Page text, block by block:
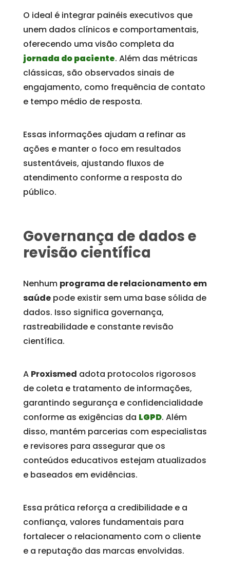
O ideal é integrar painéis executivos que
unem dados clínicos e comportamentais,
oferecendo uma visão completa da
jornada do paciente. Além das métricas
clássicas, são observados sinais de
engajamento, como frequência de contato
e tempo médio de resposta.
Essas informações ajudam a refinar as
ações e manter o foco em resultados
sustentáveis, ajustando fluxos de
atendimento conforme a resposta do
público.
Governança de dados e
revisão científica
Nenhum programa de relacionamento em
saúdepode existir sem uma base sólida de
dados. Isso significa governança,
rastreabilidade e constante revisão
científica.
A Proxismed adota protocolos rigorosos
de coleta e tratamento de informações,
garantindo segurança e confidencialidade
conforme as exigências da LGPD. Além
disso, mantém parcerias com especialistas
e revisores para assegurar que os
conteúdos educativos estejam atualizados
e baseados em evidências.
Essa prática reforça a credibilidade e a
confiança, valores fundamentais para
fortalecer o relacionamento com o cliente
e a reputação das marcas envolvidas.